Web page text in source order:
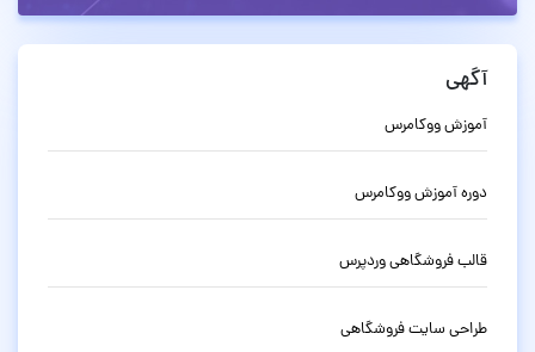
آگهی
آموزش ووکامرس
دوره آموزش ووکامرس
قالب فروشگاهی وردپرس
طراحی سایت فروشگاهی